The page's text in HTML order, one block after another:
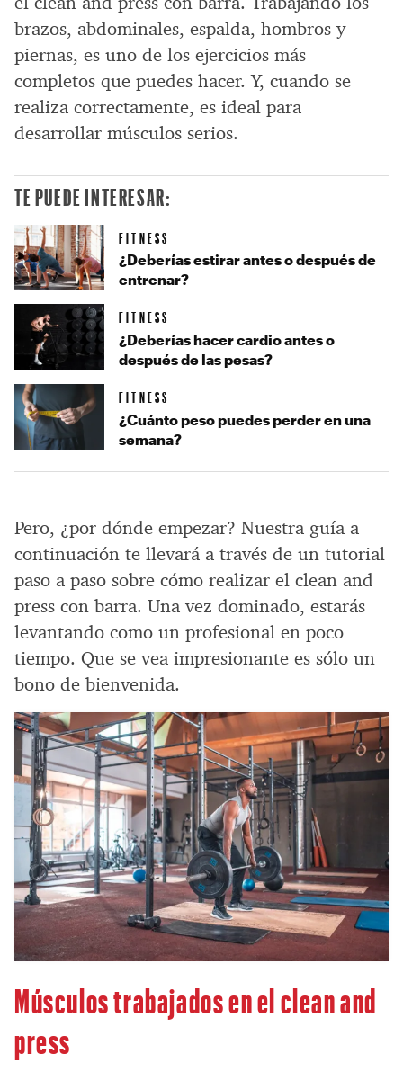
brazos, abdominales, espalda, hombros y
piernas, es uno de los ejercicios más
completos que puedes hacer. Y, cuando se
realiza correctamente, es ideal para
desarrollar músculos serios.
Pero, ¿por dónde empezar? Nuestra guía a
continuación te llevará a través de un tutorial
paso a paso sobre cómo realizar el clean and
press con barra. Una vez dominado, estarás
levantando como un profesional en poco
tiempo. Que se vea impresionante es sólo un
bono de bienvenida.
Músculos trabajados en el clean and
press
TE PUEDE INTERESAR:
FITNESS
¿Deberías estirar antes o después de
entrenar?
FITNESS
¿Deberías hacer cardio antes o
después de las pesas?
FITNESS
¿Cuánto peso puedes perder en una
semana?